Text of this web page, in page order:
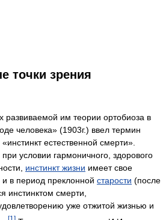
точки зрения
развиваемой им теории ортобиоза в
человека» (1903г.) ввел термин
естественной смерти».
условии гармоничного, здорового
инстинкт жизни имеет свое
и в период преклонной старости (после
инстинктом смерти,
уже отжитой жизнью и